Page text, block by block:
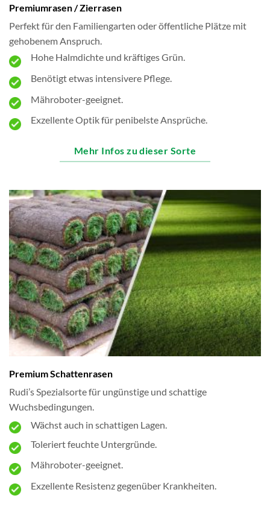
Premiumrasen / Zierrasen
Perfekt für den Familiengarten oder öffentliche Plätze mit
gehobenem Anspruch.
Hohe Halmdichte und kräftiges Grün.
Benötigt etwas intensivere Pflege.
Mähroboter-geeignet.
Exzellente Optik für penibelste Ansprüche.
Mehr Infos zu dieser Sorte
Premium Schattenrasen
Rudi’s Spezialsorte für ungünstige und schattige
Wuchsbedingungen.
Wächst auch in schattigen Lagen.
Toleriert feuchte Untergründe.
Mähroboter-geeignet.
Exzellente Resistenz gegenüber Krankheiten.